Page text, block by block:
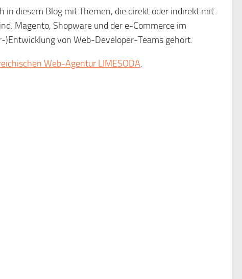
diesem Blog mit Themen, die direkt oder indirekt mit
Magento, Shopware und der e-Commerce im
von Web-Developer-Teams gehört.
Web-Agentur LIMESODA.